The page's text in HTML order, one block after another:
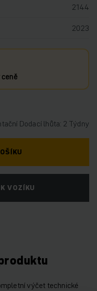
2144
2023
Dodací lhůta: 2 Týdny
VOZÍKU
výčet technické